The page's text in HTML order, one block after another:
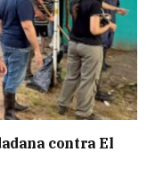
contra El